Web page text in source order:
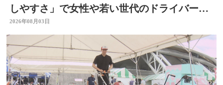
しやすさ」で女性や若い世代のドライバー確
保へ
2026年08月03日